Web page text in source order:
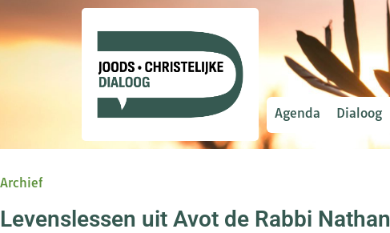
Agenda Dialoog
Archief
Levenslessen uit Avot de Rabbi Nathan